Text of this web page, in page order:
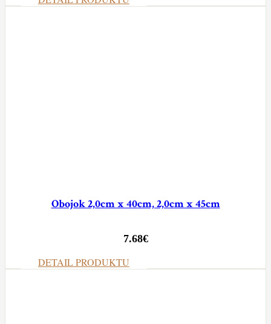
Obojok 2,0cm x 40cm, 2,0cm x 45cm
7.68€
DETAIL PRODUKTU